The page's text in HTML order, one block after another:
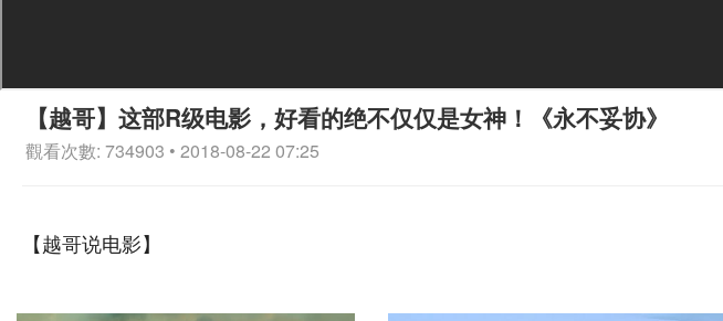
【越哥】这部R级电影，好看的绝不仅仅是女神！《永不妥协》
觀看次數: 734903 • 2018-08-22 07:25
【越哥说电影】